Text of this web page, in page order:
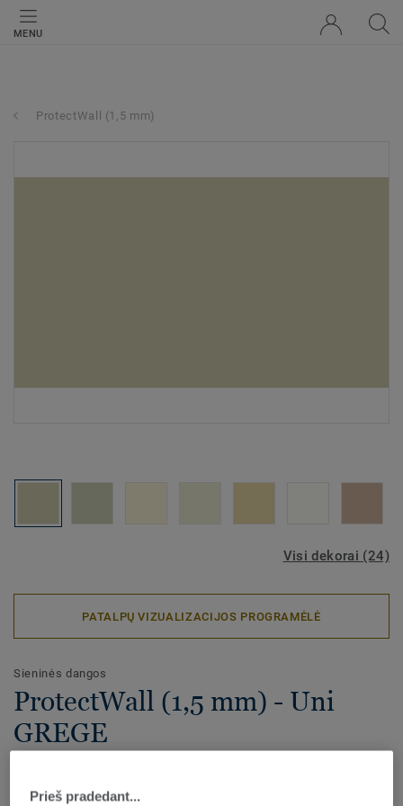
MENU
ProtectWall (1,5 mm)
Visi dekorai (24)
PATALPŲ VIZUALIZACIJOS PROGRAMĖLĖ
Sieninės dangos
ProtectWall (1,5 mm) - Uni
GREGE
apsauganti sienas nuo smūgių, įbrėžimų, dėmių ir cheminių
Prieš pradedant...